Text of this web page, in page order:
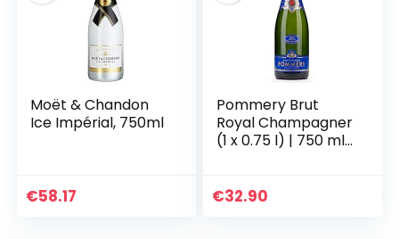
Moët & Chandon
Ice Impérial, 750ml
€58.17
Pommery Brut
Royal Champagner
(1 x 0.75 l) | 750 ml
€32.90